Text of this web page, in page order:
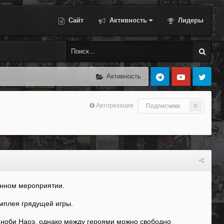
Сайт Активность Лидеры
Активность
Авторизация Подписчики 0
мероприятии.
грядущей игры.
Наоэ, однако между героями можно свободно